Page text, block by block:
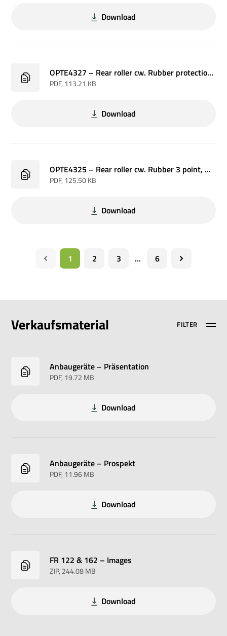
Download
OPTE4327 – Rear roller cw. Rubber protection, FR 162
PDF, 113.21 KB
Download
OPTE4325 – Rear roller cw. Rubber 3 point, FR 162
PDF, 125.50 KB
Download
1 2 3 ... 6
Verkaufsmaterial FILTER
Anbaugeräte – Präsentation
PDF, 19.72 MB
Download
Anbaugeräte – Prospekt
PDF, 11.96 MB
Download
FR 122 & 162 – Images
ZIP, 244.08 MB
Download